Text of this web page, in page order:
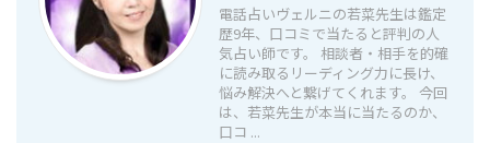
電話占いヴェルニの若菜先生は鑑定
歴9年、口コミで当たると評判の人
気占い師です。 相談者・相手を的確
に読み取るリーディング力に長け、
悩み解決へと繋げてくれます。 今回
は、若菜先生が本当に当たるのか、
口コ ...